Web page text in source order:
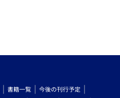
書籍一覧
今後の刊行予定